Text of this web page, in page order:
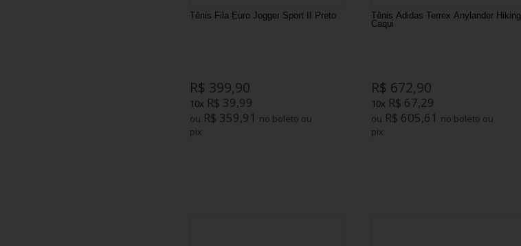
Tênis Fila Euro Jogger Sport II Preto
R$ 399,90
10x R$ 39,99
ou R$ 359,91 no boleto ou
pix
Tênis Adidas Terrex Anylander Hiking
Caqui
R$ 672,90
10x R$ 67,29
ou R$ 605,61 no boleto ou
pix